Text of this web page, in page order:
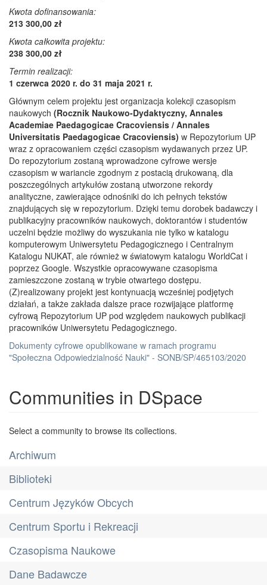
Kwota dofinansowania:
213 300,00 zł
Kwota całkowita projektu:
238 300,00 zł
Termin realizacji:
1 czerwca 2020 r. do 31 maja 2021 r.
Głównym celem projektu jest organizacja kolekcji czasopism
naukowych (Rocznik Naukowo-Dydaktyczny, Annales
Academiae Paedagogicae Cracoviensis / Annales
Universitatis Paedagogicae Cracoviensis) w Repozytorium UP
wraz z opracowaniem części czasopism wydawanych przez UP.
Do repozytorium zostaną wprowadzone cyfrowe wersje
czasopism w wariancie zgodnym z postacią drukowaną, dla
poszczególnych artykułów zostaną utworzone rekordy
analityczne, zawierające odnośniki do ich pełnych tekstów
znajdujących się w repozytorium. Dzięki temu dorobek badawczy i
publikacyjny pracowników naukowych, doktorantów i studentów
uczelni będzie możliwy do wyszukania nie tylko w katalogu
komputerowym Uniwersytetu Pedagogicznego i Centralnym
Katalogu NUKAT, ale również w światowym katalogu WorldCat i
poprzez Google. Wszystkie opracowywane czasopisma
zamieszczone zostaną w trybie otwartego dostępu.
(Z)realizowany projekt jest kontynuacją wcześniej podjętych
działań, a także zakłada dalsze prace rozwijające platformę
cyfrową Repozytorium UP pod względem naukowych publikacji
pracowników Uniwersytetu Pedagogicznego.
Dokumenty cyfrowe opublikowane w ramach programu
"Społeczna Odpowiedzialność Nauki" - SONB/SP/465103/2020
Communities in DSpace
Select a community to browse its collections.
Archiwum
Biblioteki
Centrum Języków Obcych
Centrum Sportu i Rekreacji
Czasopisma Naukowe
Dane Badawcze